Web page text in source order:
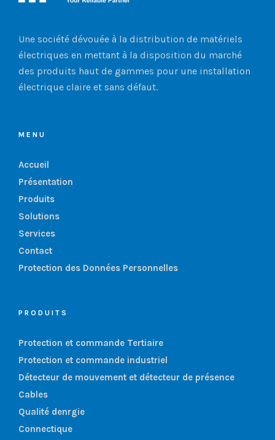
Une société dévouée à la distribution de matériels
électriques en mettant à la disposition du marché
des produits haut de gammes pour une installation
électrique claire et sans défaut.
MENU
Accueil
Présentation
Produits
Solutions
Services
Contact
Protection des Données Personnelles
PRODUITS
Protection et commande Tertiaire
Protection et commande industriel
Détecteur de mouvement et détecteur de présence
Cables
Qualité denrgie
Connectique